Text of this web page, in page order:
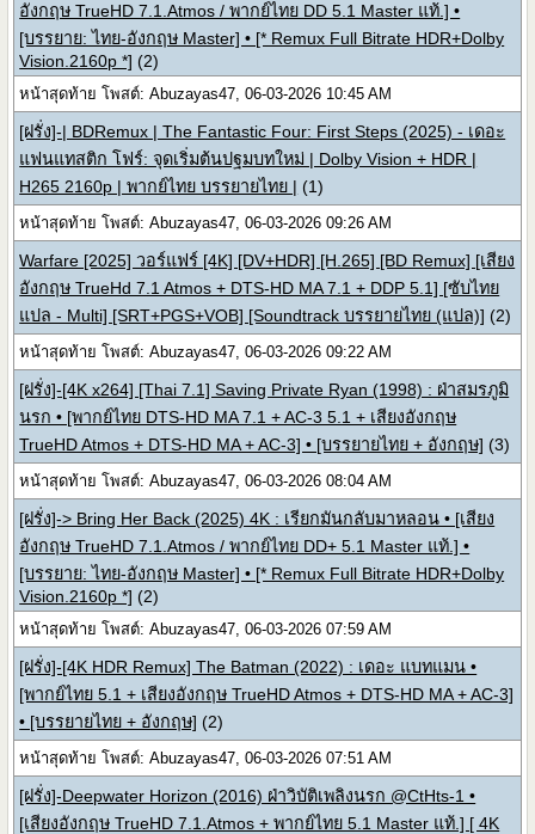
อังกฤษ TrueHD 7.1.Atmos / พากย์ไทย DD 5.1 Master แท้.] •
[บรรยาย: ไทย-อังกฤษ Master] • [* Remux Full Bitrate HDR+Dolby
Vision.2160p *] (2)
หน้าสุดท้าย โพสต์: Abuzayas47, 06-03-2026 10:45 AM
[ฝรั่ง]-| BDRemux | The Fantastic Four: First Steps (2025) - เดอะ
แฟนแทสติก โฟร์: จุดเริ่มต้นปฐมบทใหม่ | Dolby Vision + HDR |
H265 2160p | พากย์ไทย บรรยายไทย | (1)
หน้าสุดท้าย โพสต์: Abuzayas47, 06-03-2026 09:26 AM
Warfare [2025] วอร์แฟร์ [4K] [DV+HDR] [H.265] [BD Remux] [เสียง
อังกฤษ TrueHd 7.1 Atmos + DTS-HD MA 7.1 + DDP 5.1] [ซับไทย
แปล - Multi] [SRT+PGS+VOB] [Soundtrack บรรยายไทย (แปล)] (2)
หน้าสุดท้าย โพสต์: Abuzayas47, 06-03-2026 09:22 AM
[ฝรั่ง]-[4K x264] [Thai 7.1] Saving Private Ryan (1998) : ฝ่าสมรภูมิ
นรก • [พากย์ไทย DTS-HD MA 7.1 + AC-3 5.1 + เสียงอังกฤษ
TrueHD Atmos + DTS-HD MA + AC-3] • [บรรยายไทย + อังกฤษ] (3)
หน้าสุดท้าย โพสต์: Abuzayas47, 06-03-2026 08:04 AM
[ฝรั่ง]-> Bring Her Back (2025) 4K : เรียกมันกลับมาหลอน • [เสียง
อังกฤษ TrueHD 7.1.Atmos / พากย์ไทย DD+ 5.1 Master แท้.] •
[บรรยาย: ไทย-อังกฤษ Master] • [* Remux Full Bitrate HDR+Dolby
Vision.2160p *] (2)
หน้าสุดท้าย โพสต์: Abuzayas47, 06-03-2026 07:59 AM
[ฝรั่ง]-[4K HDR Remux] The Batman (2022) : เดอะ แบทแมน •
[พากย์ไทย 5.1 + เสียงอังกฤษ TrueHD Atmos + DTS-HD MA + AC-3]
• [บรรยายไทย + อังกฤษ] (2)
หน้าสุดท้าย โพสต์: Abuzayas47, 06-03-2026 07:51 AM
[ฝรั่ง]-Deepwater Horizon (2016) ฝ่าวิบัติเพลิงนรก @CtHts-1 •
[เสียงอังกฤษ TrueHD 7.1.Atmos + พากย์ไทย 5.1 Master แท้.] [ 4K